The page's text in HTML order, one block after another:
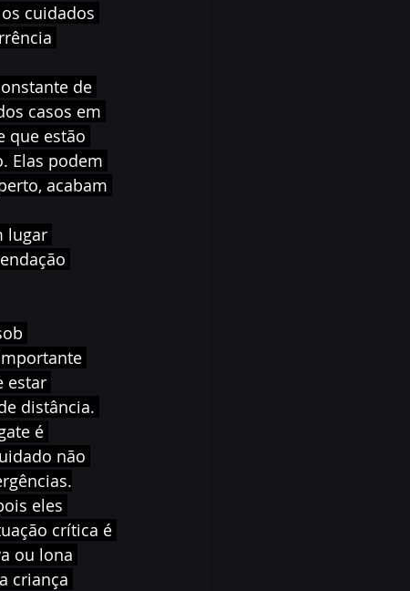
cuidados
de
casos em
que estão
Elas podem
acabam
lugar
estar
distância.
é
não
eles
crítica é
ou lona
criança